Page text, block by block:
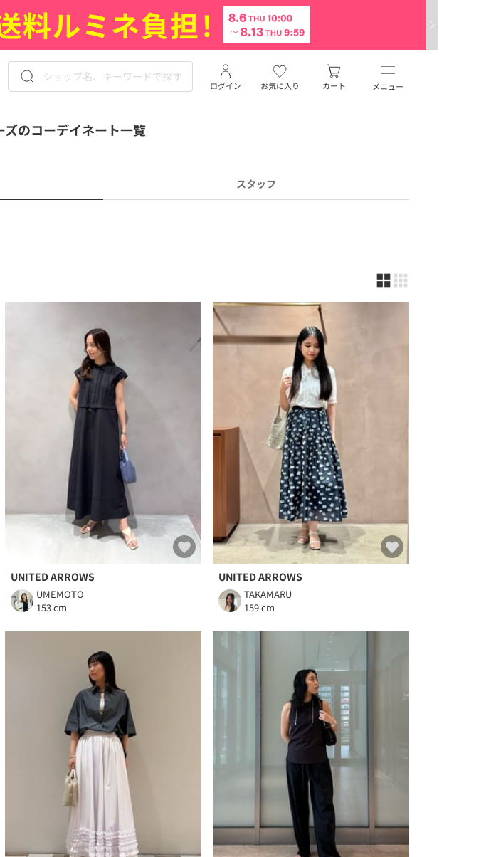
メニュー
お気に入り
ログイン カート
のコーデイネート一覧
スタッフ
UNITED ARROWS
UMEMOTO
153 cm
UNITED ARROWS
TAKAMARU
159 cm